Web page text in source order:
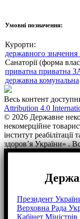
Умовні позначення:
Курорти:
державного значення
Санаторії (форма
приватна приватна
державна комунальна
Весь контент
Attribution 4.0
© 2026 Державне
некомерційне
інститут
здоров’я України» .
Президент
Верховна Рада
Кабінет